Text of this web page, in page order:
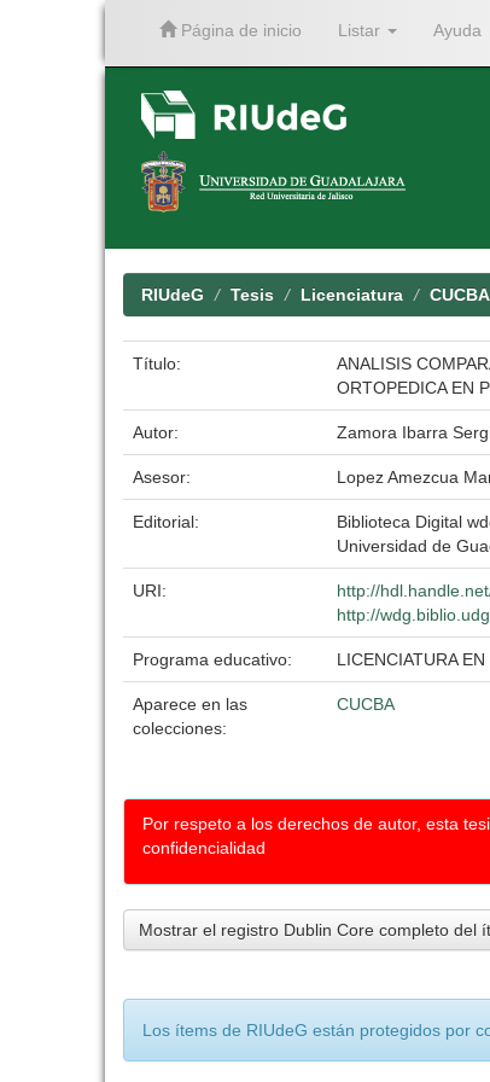
Página de inicio Listar Ayuda
RIUdeG Tesis Licenciatura CUCBA
Título:
ANALISIS
ORTOPEDICA EN
Autor: Zamora Ibarra
Asesor: Lopez Amezcua
Editorial:
Biblioteca Digital
Universidad de
URI:
http://
http://
Programa educativo: LICENCIATURA
Aparece en las
colecciones:
CUCBA
Por respeto a los derechos de autor, esta
confidencialidad
Mostrar el registro Dublin Core completo del
Los ítems de RIUdeG están protegidos por